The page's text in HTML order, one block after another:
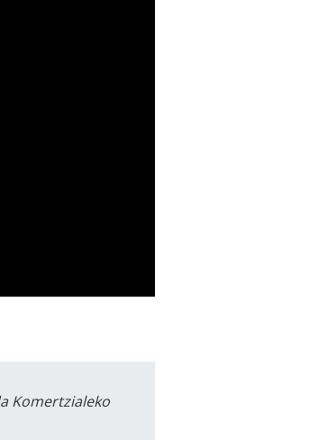
Komertzialeko